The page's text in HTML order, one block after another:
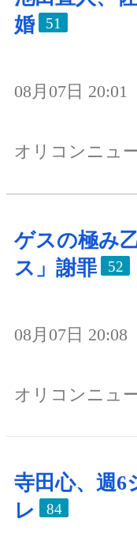
婚
51
08月07日 20:01
オリコンニュ
ゲスの極み
ス」謝罪
52
08月07日 20:08
オリコンニュ
寺田心、週6
レ
84